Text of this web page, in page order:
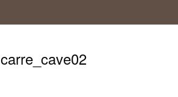
carre_cave02